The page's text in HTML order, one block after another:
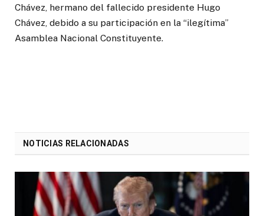
Chávez, hermano del fallecido presidente Hugo
Chávez, debido a su participación en la “ilegítima”
Asamblea Nacional Constituyente.
NOTICIAS RELACIONADAS